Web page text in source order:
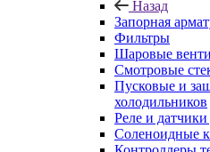
Назад
Запорная
Фильтры
Шаровые
Смотровые
Пусковые и
холодильников
Реле и
Соленоидные